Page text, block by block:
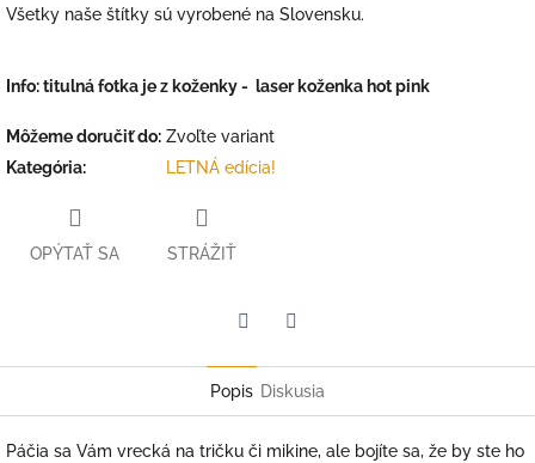
Všetky naše štítky sú vyrobené na Slovensku.
Info: titulná fotka je z koženky - laser koženka hot pink
Môžeme doručiť do: Zvoľte variant
Kategória: LETNÁ edícia!
OPÝTAŤ SA STRÁŽIŤ
Popis Diskusia
Páčia sa Vám vrecká na tričku či mikine, ale bojíte sa, že by ste ho